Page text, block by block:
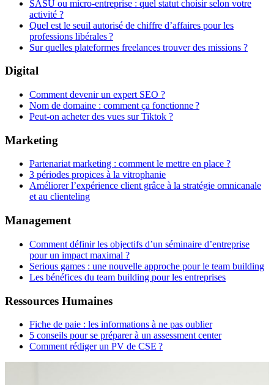
SASU ou micro-entreprise : quel statut choisir selon votre
activité ?
Quel est le seuil autorisé de chiffre d’affaires pour les
professions libérales ?
Sur quelles plateformes freelances trouver des missions ?
Digital
Comment devenir un expert SEO ?
Nom de domaine : comment ça fonctionne ?
Peut‑on acheter des vues sur Tiktok ?
Marketing
Partenariat marketing : comment le mettre en place ?
3 périodes propices à la vitrophanie
Améliorer l’expérience client grâce à la stratégie omnicanale
et au clienteling
Management
Comment définir les objectifs d’un séminaire d’entreprise
pour un impact maximal ?
Serious games : une nouvelle approche pour le team building
Les bénéfices du team building pour les entreprises
Ressources Humaines
Fiche de paie : les informations à ne pas oublier
5 conseils pour se préparer à un assessment center
Comment rédiger un PV de CSE ?